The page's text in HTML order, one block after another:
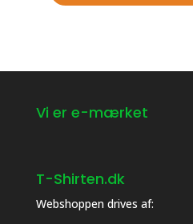
Vi er e-mærket
T-Shirten.dk
Webshoppen drives af: